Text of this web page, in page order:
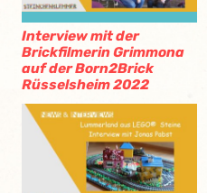
Interview mit der
Brickfilmerin Grimmona
auf der Born2Brick
Rüsselsheim 2022